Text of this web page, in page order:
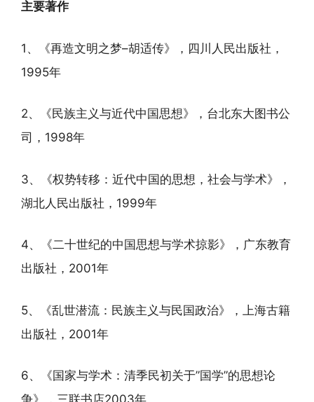
主要著作
1、《再造文明之梦–胡适传》，四川人民出版社，
1995年
2、《民族主义与近代中国思想》，台北东大图书公
司，1998年
3、《权势转移：近代中国的思想，社会与学术》，
湖北人民出版社，1999年
4、《二十世纪的中国思想与学术掠影》，广东教育
出版社，2001年
5、《乱世潜流：民族主义与民国政治》，上海古籍
出版社，2001年
6、《国家与学术：清季民初关于”国学”的思想论
争》，三联书店2003年